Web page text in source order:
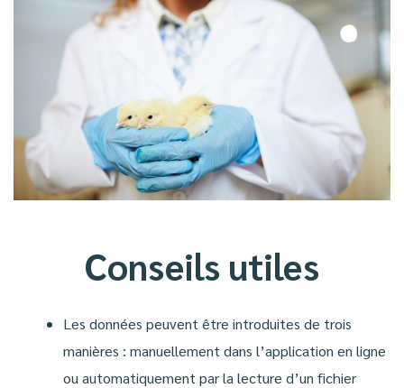
Conseils utiles
Les données peuvent être introduites de trois
manières : manuellement dans l’application en ligne
ou automatiquement par la lecture d’un fichier